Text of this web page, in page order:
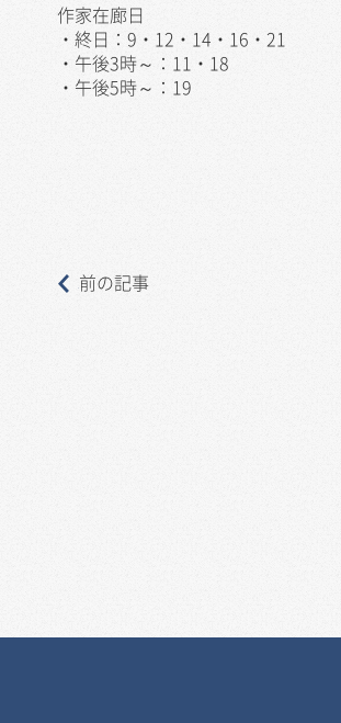
作家在廊日
・終日：9・12・14・16・21
・午後3時～：11・18
・午後5時～：19
前の記事